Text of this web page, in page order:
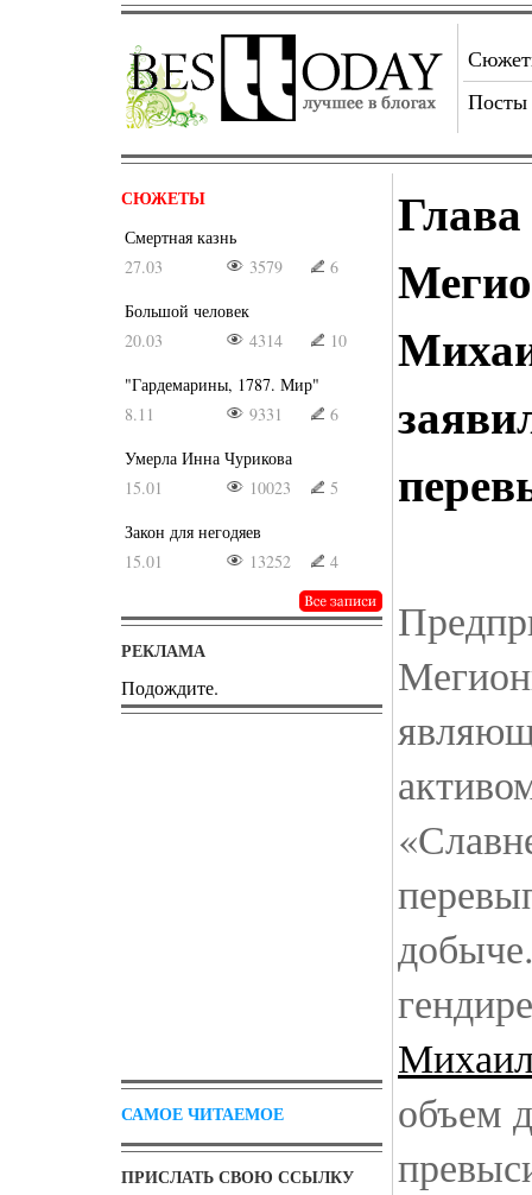
Посты
СЮЖЕТЫ
Смертная казнь
27.03
3579
6
Большой человек
20.03
4314
10
"Гардемарины, 1787. Мир"
8.11
9331
6
Умерла Инна Чурикова
15.01
10023
5
Закон для негодяев
15.01
13252 4
РЕКЛАМА
Подождите.
САМОЕ ЧИТАЕМОЕ
ПРИСЛАТЬ СВОЮ ССЫЛКУ
объем